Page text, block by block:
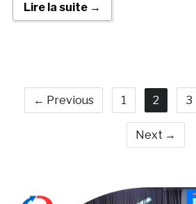
Lire la suite →
← Previous 1 2 3
Next →